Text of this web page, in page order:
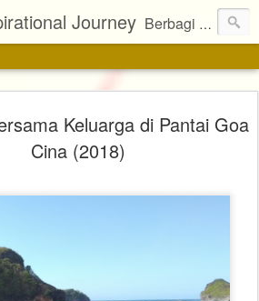
Journey Berbagi kisah, karya, dan inspirasi tentang kehidupan
Keluarga di Pantai Goa
Cina (2018)